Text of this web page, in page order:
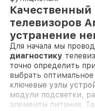
телевизоров
устранение
Для начала мы
диагностику
точно определить
выбрать
ключевые узлы
модули подсветки,
элементы питания.